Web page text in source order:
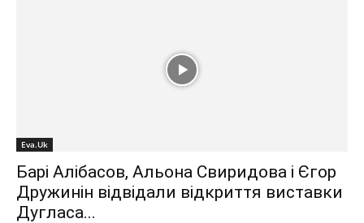
Eva.Uk
Барі Алібасов, Альона Свиридова і Єгор
Дружинін відвідали відкриття виставки
Дугласа...